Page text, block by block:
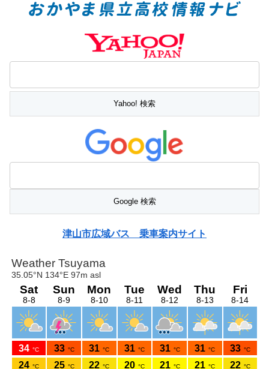
津山市広域バス 乗車案内サイト